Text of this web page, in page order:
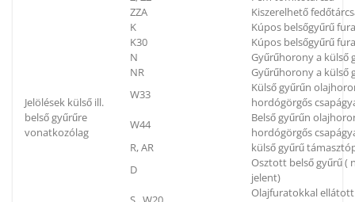
ZZA
Kiszerelhető
Jelölések külső ill.
belső gyűrűre
vonatkozólag
K
Kúpos belsőgyűrű
K30
Kúpos belsőgyűrű
N
Gyűrűhorony a külső
NR
Gyűrűhorony a külső
W33
Külső gyűrűn
hordógörgős
W44
Belső gyűrűn
hordógörgős
R, AR
külső gyűrű
D
Osztott belső gyűrű (
jelent)
Olajfuratokkal